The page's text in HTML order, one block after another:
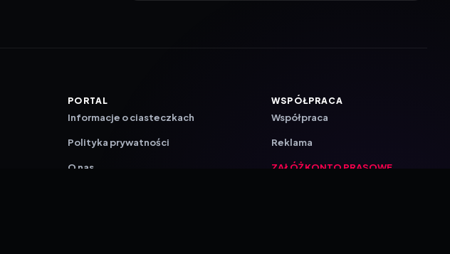
PORTAL
Informacje o ciasteczkach
Polityka prywatności
O nas
WSPÓŁPRACA
Współpraca
Reklama
ZAŁÓŻ KONTO PRASOWE